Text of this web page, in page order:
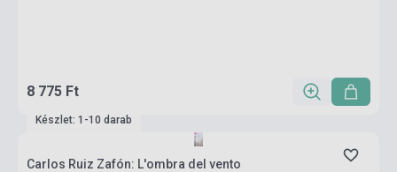
8 775 Ft
Készlet: 1-10 darab
Carlos Ruiz Zafón: L'ombra del vento